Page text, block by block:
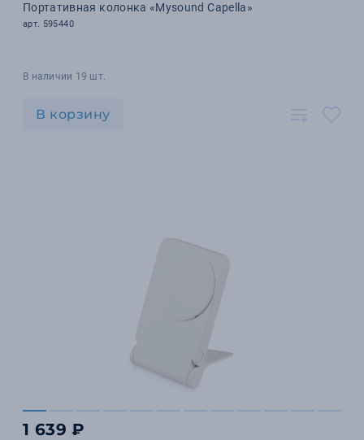
Портативная колонка «Mysound Capella»
арт. 595440
В наличии 19 шт.
В корзину
1 639 ₽